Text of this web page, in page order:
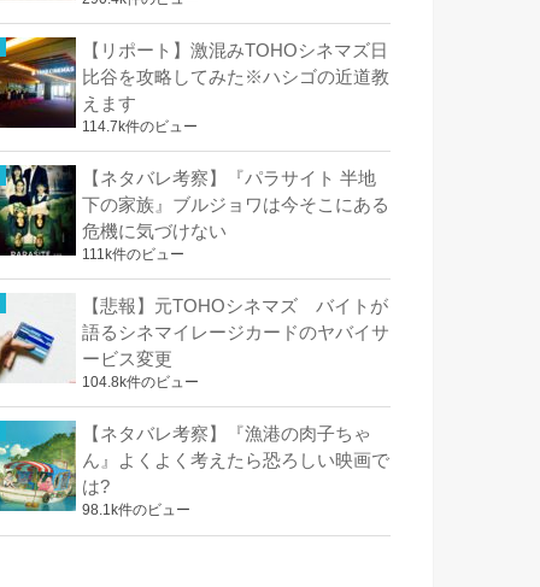
【リポート】激混みTOHOシネマズ日
比谷を攻略してみた※ハシゴの近道教
えます
114.7k件のビュー
【ネタバレ考察】『パラサイト 半地
下の家族』ブルジョワは今そこにある
危機に気づけない
111k件のビュー
【悲報】元TOHOシネマズ バイトが
語るシネマイレージカードのヤバイサ
ービス変更
104.8k件のビュー
【ネタバレ考察】『漁港の肉子ちゃ
ん』よくよく考えたら恐ろしい映画で
は?
98.1k件のビュー